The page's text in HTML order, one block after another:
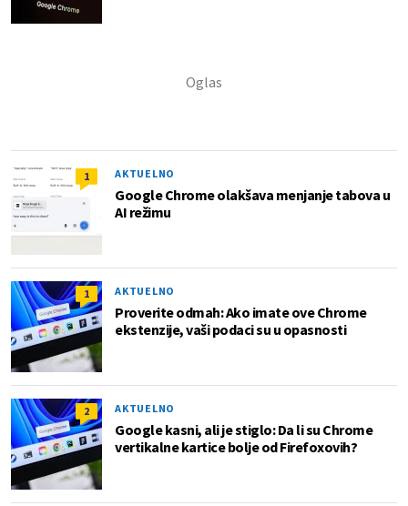
1 AKTUELNO
Google Chrome olakšava menjanje tabova u
AI režimu
1 AKTUELNO
Proverite odmah: Ako imate ove Chrome
ekstenzije, vaši podaci su u opasnosti
2 AKTUELNO
Google kasni, ali je stiglo: Da li su Chrome
vertikalne kartice bolje od Firefoxovih?